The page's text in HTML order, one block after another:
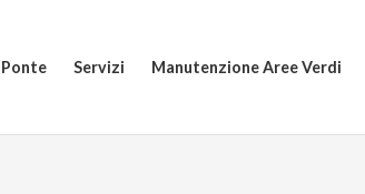
Servizi Manutenzione Aree Verdi